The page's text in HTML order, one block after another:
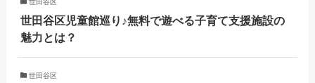
世田谷区
世田谷区児童館巡り♪無料で遊べる子育て支援施設の
魅力とは？
世田谷区